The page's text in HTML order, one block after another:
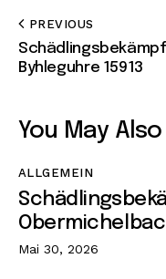
PREVIOUS
Byhleguhre 15913
You May
ALLGEMEIN
Mai 30, 2026